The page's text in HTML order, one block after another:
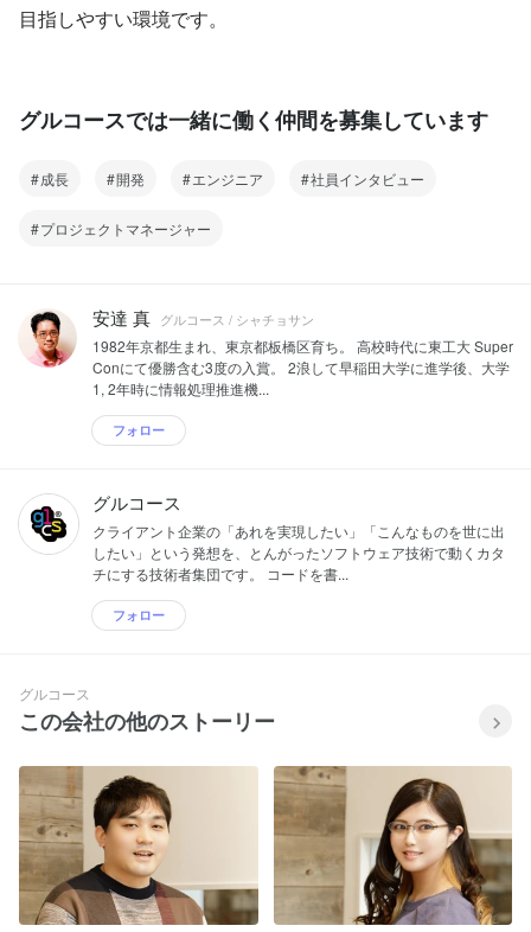
目指しやすい環境です。
グルコースでは一緒に働く仲間を募集しています
成長 開発 エンジニア 社員インタビュー
プロジェクトマネージャー
安達 真 グルコース / シャチョサン
1982年京都生まれ、東京都板橋区育ち。 高校時代に東工大 Super
Conにて優勝含む3度の入賞。 2浪して早稲田大学に進学後、大学
1, 2年時に情報処理推進機...
フォロー
グルコース
クライアント企業の「あれを実現したい」「こんなものを世に出
したい」という発想を、とんがったソフトウェア技術で動くカタ
チにする技術者集団です。 コードを書...
フォロー
グルコース
この会社の他のストーリー